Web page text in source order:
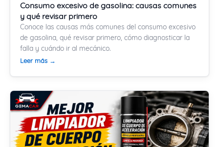
Consumo excesivo de gasolina: causas comunes
y qué revisar primero
Conoce las causas más comunes del consumo excesivo
de gasolina, qué revisar primero, cómo diagnosticar la
falla y cuándo ir al mecánico.
Leer más →